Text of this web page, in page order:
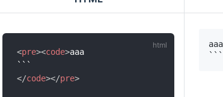
<pre><code>aaa
</code></pre>